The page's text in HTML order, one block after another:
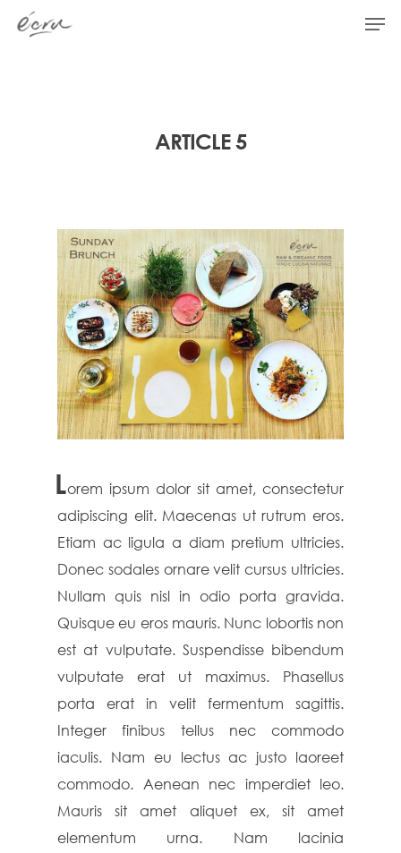
ARTICLE 5
Lorem ipsum dolor sit amet, consectetur
adipiscing elit. Maecenas ut rutrum eros.
Etiam ac ligula a diam pretium ultricies.
Donec sodales ornare velit cursus ultricies.
Nullam quis nisl in odio porta gravida.
Quisque eu eros mauris. Nunc lobortis non
est at vulputate. Suspendisse bibendum
vulputate erat ut maximus. Phasellus
porta erat in velit fermentum sagittis.
Integer finibus tellus nec commodo
iaculis. Nam eu lectus ac justo laoreet
commodo. Aenean nec imperdiet leo.
Mauris sit amet aliquet ex, sit amet
elementum urna. Nam lacinia